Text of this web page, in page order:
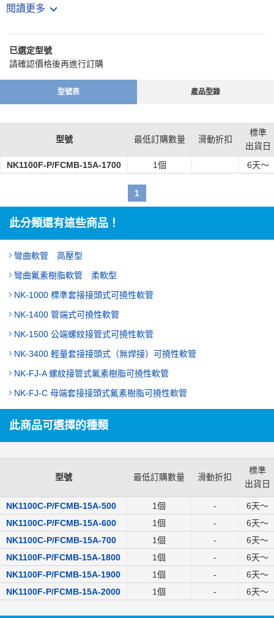
・耐腐蝕性優異。・可撓性、防振性優異。・密封性能也穩定，可維
・事先在套接接頭上塗佈密封劑，可省去配管時塗佈密封劑的時間。
・襯墊的標準為FCMB零件=非石棉、SUS304零件=PTFE。
【用途】
・吸收機器產生的振動，防止配管破損。
閱讀更多
已選定型號
請確認價格後再進行訂購
型號表 產品型錄
型號 最低訂購數量 滑動折扣
標準
出貨日
NK1100F-P/FCMB-15A-1700
1個 6天～
1
此分類還有這些商品！
彎曲軟管 高壓型
彎曲氟素樹脂軟管 柔軟型
NK-1000 標準套接接頭式可撓性軟管
NK-1400 管端式可撓性軟管
NK-1500 公端螺紋接管式可撓性軟管
NK-3400 輕量套接接頭式（無焊接）可撓性軟管
NK-FJ-A 螺紋接管式氟素樹脂可撓性軟管
NK-FJ-C 母端套接接頭式氟素樹脂可撓性軟管
此商品可選擇的種類
型號 最低訂購數量 滑動折扣
標準
出貨日
NK1100C-P/FCMB-15A-500 1個 - 6天～
NK1100C-P/FCMB-15A-600
1個 - 6天～
NK1100C-P/FCMB-15A-700
1個 - 6天～
NK1100F-P/FCMB-15A-1800
1個 - 6天～
NK1100F-P/FCMB-15A-1900
1個 - 6天～
NK1100F-P/FCMB-15A-2000
1個 - 6天～